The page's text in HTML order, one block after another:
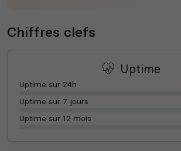
Chiffres clefs
Uptime
Uptime sur 24h
Uptime sur 7 jours
Uptime sur 12 mois